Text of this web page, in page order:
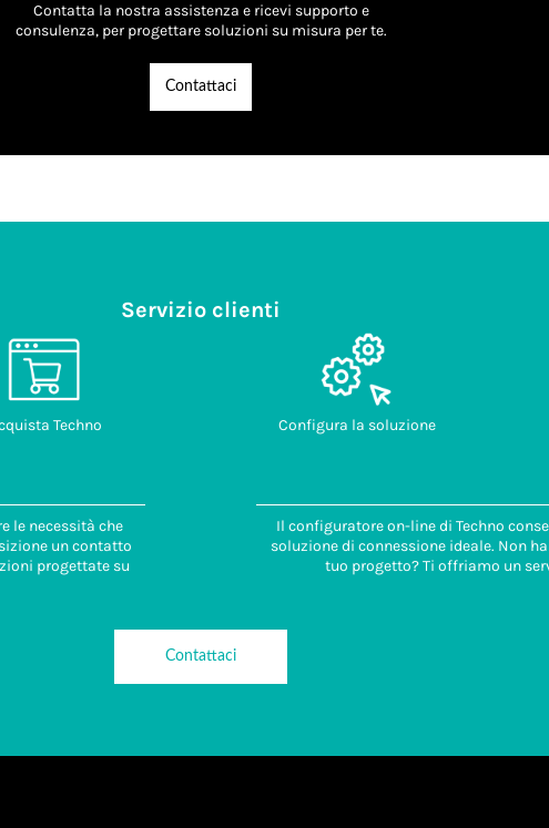
Contatta la nostra assistenza e ricevi supporto e
consulenza, per progettare soluzioni su misura per te.
Contattaci
Servizio clienti
Techno Configura la soluzione
le necessità che
un contatto
progettate su
Il configuratore on-line di Techno
soluzione di connessione ideale. Non
tuo progetto? Ti offriamo un
Contattaci